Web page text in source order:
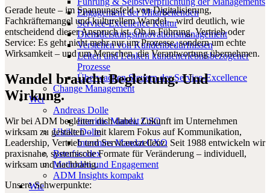
Engagement der Mitarbeitenden
Service-Excellence Kultur
Dienstleistungsinnovationsmanagement
Verstehen von Kundenbedürfnissen
Leiten und Lenken kundenerlebnisbezogener
Prozesse
Überwachen Steuern der Service-Excellence
Change Management
Wer
Andreas Dolle
Interims Mandat CSO
Ulrike Dolle
Intermins Mandat CXO
Berufscodex
Methoden und Engagement
ADM Insights kompakt
Wie
Gerade heute – im Spannungsfeld von Digitalisierung,
Fachkräftemangel und kulturellem Wandel – wird deutlich, wie
entscheidend dieser Anspruch ist. Ob in Führung, Vertrieb oder
Service: Es geht nicht mehr nur um Prozesse, sondern um echte
Wirksamkeit – und um Menschen, die Verantwortung übernehmen.
Wandel braucht Begleitung. Und
Wirkung.
Wir bei ADM begleiten dich dabei, Zukunft im Unternehmen
wirksam zu gestalten – mit klarem Fokus auf Kommunikation,
Leadership, Vertrieb und Serviceexzellenz. Seit 1988 entwickeln wir
praxisnahe, systemische Formate für Veränderung – individuell,
wirksam und nachhaltig.
Unsere Schwerpunkte: